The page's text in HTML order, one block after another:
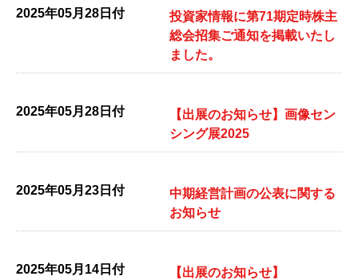
2025年05月28日付
投資家情報に第71期定時株主
総会招集ご通知を掲載いたし
ました。
2025年05月28日付
【出展のお知らせ】画像セン
シング展2025
2025年05月23日付
中期経営計画の公表に関する
お知らせ
2025年05月14日付
【出展のお知らせ】